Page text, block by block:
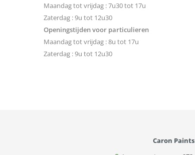
Maandag tot vrijdag : 7u30 tot 17u
Zaterdag : 9u tot 12u30
Openingstijden voor particulieren
Maandag tot vrijdag : 8u tot 17u
Zaterdag : 9u tot 12u30
Caron Paints